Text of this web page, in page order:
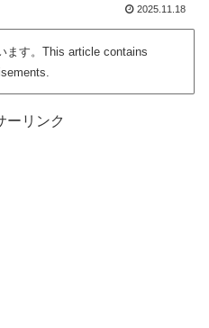
2025.11.18
ます。This article contains
ーリンク